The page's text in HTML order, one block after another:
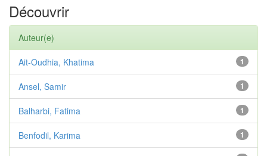
Découvrir
Auteur(e)
1
Ait-Oudhia, Khatima
1
Ansel, Samir
1
Balharbi, Fatima
1
Benfodil, Karima